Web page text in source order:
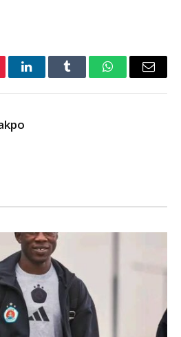
LinkedInTumblr WhatsAppEmail